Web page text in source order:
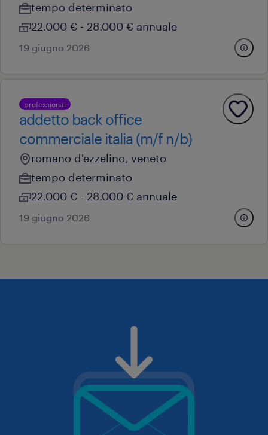
tempo determinato
22.000 € - 28.000 € annuale
19 giugno 2026
professional
addetto back office
commerciale italia (m/f n/b)
romano d'ezzelino, veneto
tempo determinato
22.000 € - 28.000 € annuale
19 giugno 2026